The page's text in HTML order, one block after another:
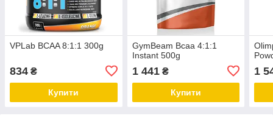
VPLab BCAA 8:1:1 300g
834 ₴
Купити
GymBeam Bcaa 4:1:1
Instant 500g
1 441₴
Купити
1